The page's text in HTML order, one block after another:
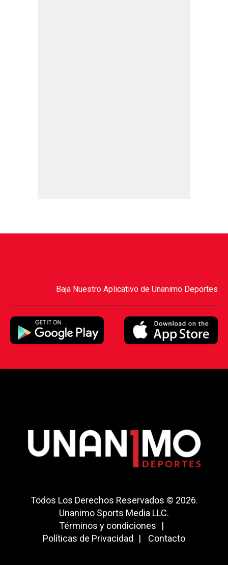
Baja Nuestro Aplicativo de Unanimo Deportes
Todos Los Derechos Reservados © 2026.
Unanimo Sports Media LLC.
Términos y condiciones
Políticas de Privacidad
Contacto